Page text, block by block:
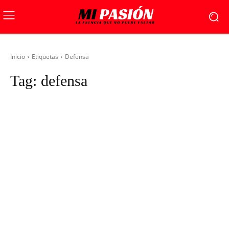
Inicio Etiquetas Defensa
Tag: defensa